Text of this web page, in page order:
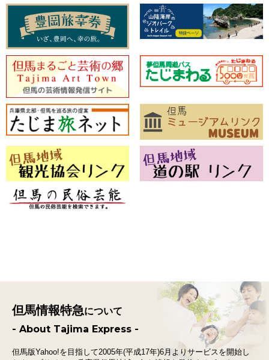
但馬情報特急について
- About Tajima Express -
但馬版Yahoo!を目指して2005年(平成17年)6月よりサービスを開始し